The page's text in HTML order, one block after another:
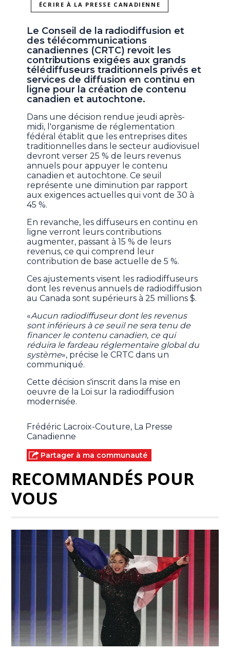
ÉCRIRE À LA PRESSE CANADIENNE
Le Conseil de la radiodiffusion et
des télécommunications
canadiennes (CRTC) revoit les
contributions exigées aux grands
télédiffuseurs traditionnels privés et
services de diffusion en continu en
ligne pour la création de contenu
canadien et autochtone.
Dans une décision rendue jeudi après-
midi, l'organisme de réglementation
fédéral établit que les entreprises dites
traditionnelles dans le secteur audiovisuel
devront verser 25 % de leurs revenus
annuels pour appuyer le contenu
canadien et autochtone. Ce seuil
représente une diminution par rapport
aux exigences actuelles qui vont de 30 à
45 %.
En revanche, les diffuseurs en continu en
ligne verront leurs contributions
augmenter, passant à 15 % de leurs
revenus, ce qui comprend leur
contribution de base actuelle de 5 %.
Ces ajustements visent les radiodiffuseurs
dont les revenus annuels de radiodiffusion
au Canada sont supérieurs à 25 millions $.
«Aucun radiodiffuseur dont les revenus
sont inférieurs à ce seuil ne sera tenu de
financer le contenu canadien, ce qui
réduira le fardeau réglementaire global du
système», précise le CRTC dans un
communiqué.
Cette décision s'inscrit dans la mise en
oeuvre de la Loi sur la radiodiffusion
modernisée.
Frédéric Lacroix-Couture, La Presse
Canadienne
Partager à ma communauté
RECOMMANDÉS POUR
VOUS